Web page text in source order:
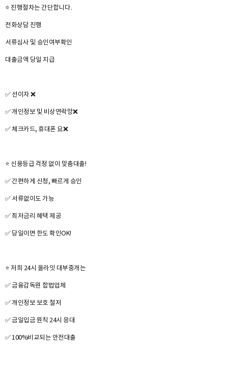
⭐ 진행절차는 간단합니다.
전화상담 진행
서류심사 및 승인여부확인
대출금액 당일 지급
✅ ​선이자 ❌
✅ ​개인정보 및 비상연락망❌
✅​ 체크카드, 휴대폰 요❌
⭐ 신용등급 걱정 없이 맞춤대출!
✅ ​간편하게 신청, 빠르게 승인
✅ 서류없이도 가능
✅ 최저금리 혜택 제공
✅ 당일이면 한도 확인OK!
⭐ 저희 24시 올라잇 대부중개는
✅ 금융감독원 합법업체
✅ 개인정보 보호 철저
✅ 금일입금 원칙 24시 응대
✅ 100%비교되는 안전대출